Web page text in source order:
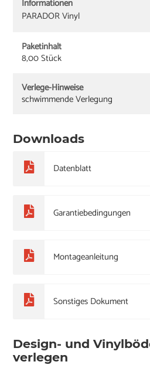
Informationen
PARADOR Vinyl
Paketinhalt
8,00 Stück
Verlege-Hinweise
schwimmende Verlegung
Downloads
Datenblatt
Garantiebedingungen
Montageanleitung
Sonstiges Dokument
Design- und
verlegen